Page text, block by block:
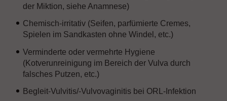
der Miktion, siehe Anamnese)
Chemisch-irritativ (Seifen, parfümierte Cremes,
Spielen im Sandkasten ohne Windel, etc.)
Verminderte oder vermehrte Hygiene
(Kotverunreinigung im Bereich der Vulva durch
falsches Putzen, etc.)
Begleit-Vulvitis/-Vulvovaginitis bei ORL-Infektion